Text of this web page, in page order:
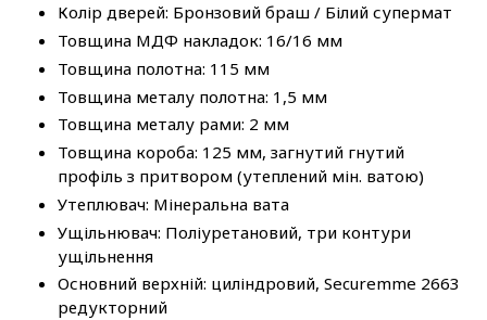
Колір дверей: Бронзовий браш / Білий супермат
Товщина МДФ накладок: 16/16 мм
Товщина полотна: 115 мм
Товщина металу полотна: 1,5 мм
Товщина металу рами: 2 мм
Товщина короба: 125 мм, загнутий гнутий
профіль з притвором (утеплений мін. ватою)
Утеплювач: Мінеральна вата
Ущільнювач: Поліуретановий, три контури
ущільнення
Основний верхній: циліндровий, Securemme 2663
редукторний